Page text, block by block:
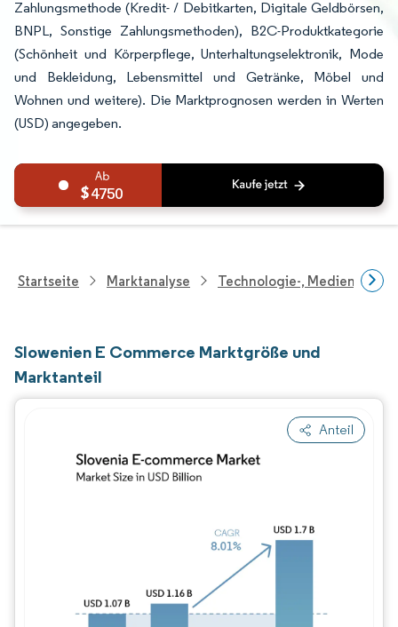
Zahlungsmethode (Kredit- / Debitkarten, Digitale Geldbörsen,
BNPL, Sonstige Zahlungsmethoden), B2C-Produktkategorie
(Schönheit und Körperpflege, Unterhaltungselektronik, Mode
und Bekleidung, Lebensmittel und Getränke, Möbel und
Wohnen und weitere). Die Marktprognosen werden in Werten
(USD) angegeben.
4750
Startseite Marktanalyse Technologie-, Medien- Und
Slowenien E Commerce Marktgröße und
Marktanteil
Anteil